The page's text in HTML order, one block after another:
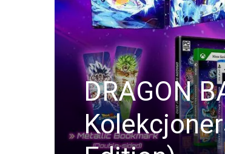
DRAGON